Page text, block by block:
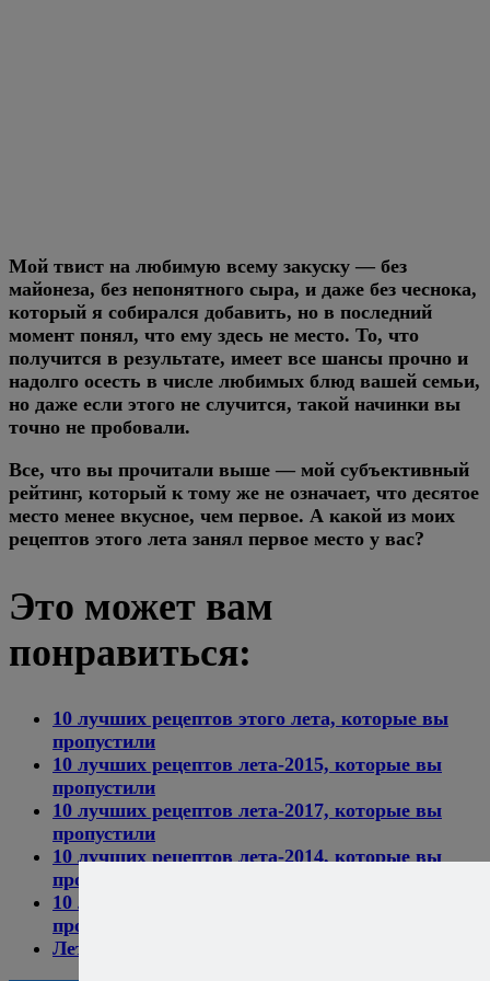
Мой твист на любимую всему закуску — без
майонеза, без непонятного сыра, и даже без чеснока,
который я собирался добавить, но в последний
момент понял, что ему здесь не место. То, что
получится в результате, имеет все шансы прочно и
надолго осесть в числе любимых блюд вашей семьи,
но даже если этого не случится, такой начинки вы
точно не пробовали.
Все, что вы прочитали выше — мой субъективный
рейтинг, который к тому же не означает, что десятое
место менее вкусное, чем первое. А какой из моих
рецептов этого лета занял первое место у вас?
Это может вам
понравиться:
10 лучших рецептов этого лета, которые вы
пропустили
10 лучших рецептов лета-2015, которые вы
пропустили
10 лучших рецептов лета-2017, которые вы
пропустили
10 лучших рецептов лета-2014, которые вы
пропустили
10 лучших рецептов лета-2020, которые вы
пропустили
Летние рецепты